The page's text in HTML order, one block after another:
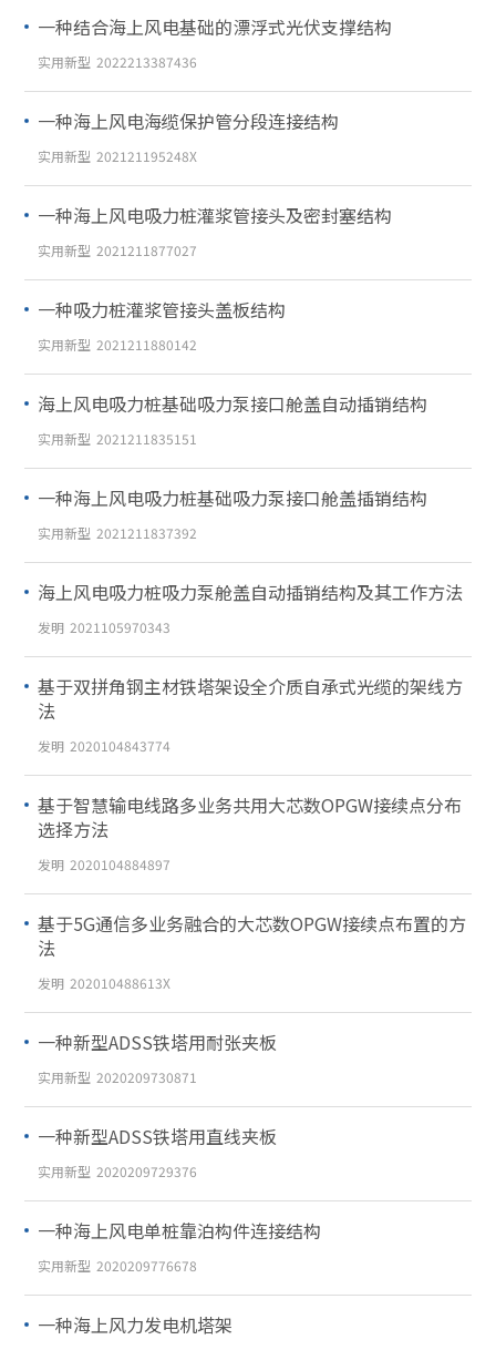
一种结合海上风电基础的漂浮式光伏支撑结构
实用新型 2022213387436
一种海上风电海缆保护管分段连接结构
实用新型 202121195248X
一种海上风电吸力桩灌浆管接头及密封塞结构
实用新型 2021211877027
一种吸力桩灌浆管接头盖板结构
实用新型 2021211880142
海上风电吸力桩基础吸力泵接口舱盖自动插销结构
实用新型 2021211835151
一种海上风电吸力桩基础吸力泵接口舱盖插销结构
实用新型 2021211837392
海上风电吸力桩吸力泵舱盖自动插销结构及其工作方法
发明 2021105970343
基于双拼角钢主材铁塔架设全介质自承式光缆的架线方
法
发明 2020104843774
基于智慧输电线路多业务共用大芯数OPGW接续点分布
选择方法
发明 2020104884897
基于5G通信多业务融合的大芯数OPGW接续点布置的方
法
发明 202010488613X
一种新型ADSS铁塔用耐张夹板
实用新型 2020209730871
一种新型ADSS铁塔用直线夹板
实用新型 2020209729376
一种海上风电单桩靠泊构件连接结构
实用新型 2020209776678
一种海上风力发电机塔架